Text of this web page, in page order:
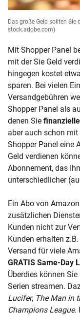
Das große Geld sollten Sie
stock.adobe.com)
Mit Shopper Panel
mit der Sie Geld
hingegen kostet
sparen. Bei vielen
Versandgebühren
Shopper Panel als
denen Sie
aber auch schon
Shopper Panel eine
Geld verdienen
Abonnement, das
unterschiedlicher
Ein Abo von
zusätzlichen
Kunden nicht zur
Kunden erhalten
Versand für viele
GRATIS Same-Day
Überdies können
Serien streamen.
Lucifer, The Man in
Champions League.